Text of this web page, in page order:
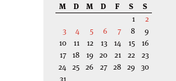
M
D M D F S
S
1
2
3
4 5 6 7 8
9
10
11 12 13 14 15
16
17 18 19 20 21 22
23
24 25 26 27 28 29 30
31